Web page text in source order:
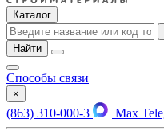
Каталог
Найти
Способы связи
×
(863) 310-000-3 Max